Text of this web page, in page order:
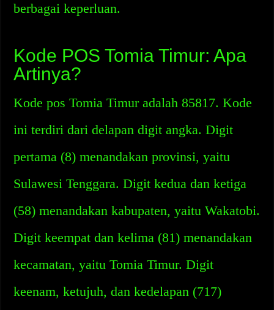
berbagai keperluan.
Kode POS Tomia Timur: Apa
Artinya?
Kode pos Tomia Timur adalah 85817. Kode
ini terdiri dari delapan digit angka. Digit
pertama (8) menandakan provinsi, yaitu
Sulawesi Tenggara. Digit kedua dan ketiga
(58) menandakan kabupaten, yaitu Wakatobi.
Digit keempat dan kelima (81) menandakan
kecamatan, yaitu Tomia Timur. Digit
keenam, ketujuh, dan kedelapan (717)